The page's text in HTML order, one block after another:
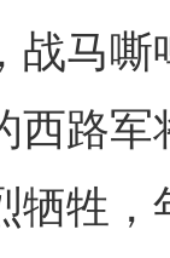
战马
西路
牺牲，